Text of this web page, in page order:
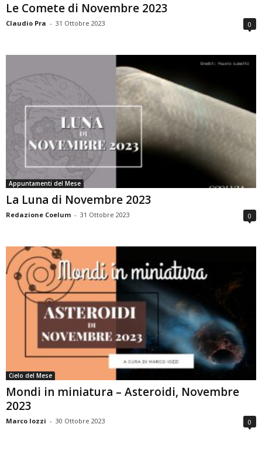
Le Comete di Novembre 2023
Claudio Pra - 31 Ottobre 2023 0
Appuntamenti del Mese
La Luna di Novembre 2023
Redazione Coelum - 31 Ottobre 2023 0
Cielo del Mese
Mondi in miniatura – Asteroidi, Novembre
2023
Marco Iozzi - 30 Ottobre 2023 0